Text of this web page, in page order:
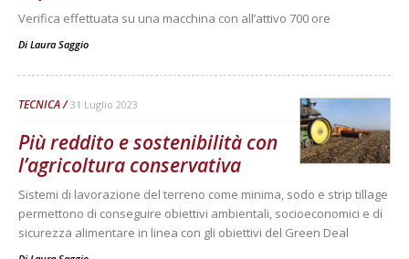
Verifica effettuata su una macchina con all’attivo 700 ore
Di Laura Saggio
TECNICA 31 Luglio 2023
Più reddito e sostenibilità con
l’agricoltura conservativa
Sistemi di lavorazione del terreno come minima, sodo e strip tillage
permettono di conseguire obiettivi ambientali, socioeconomici e di
sicurezza alimentare in linea con gli obiettivi del Green Deal